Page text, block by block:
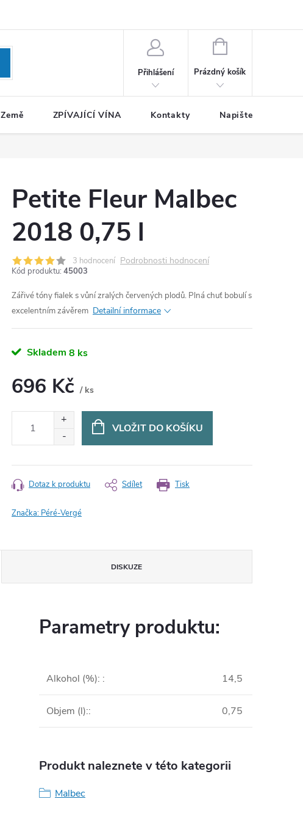
Přihlášení
NÁKUPNÍ
Prázdný košík
Země ZPÍVAJÍCÍ VÍNA Kontakty Napište nám
Petite Fleur Malbec
2018 0,75 l
3 hodnocení Podrobnosti hodnocení
Kód produktu: 45003
Zářivé tóny fialek s vůní zralých červených plodů. Plná chuť bobulí s
excelentním závěrem Detailní informace
Skladem 8 ks
696 Kč / ks
VLOŽIT DO KOŠÍKU
Tisk
Dotaz k produktu Sdílet
Značka: Péré-Vergé
DISKUZE
Parametry produktu:
Alkohol (%): : 14,5
Objem (l):: 0,75
Produkt naleznete v této kategorii
Malbec